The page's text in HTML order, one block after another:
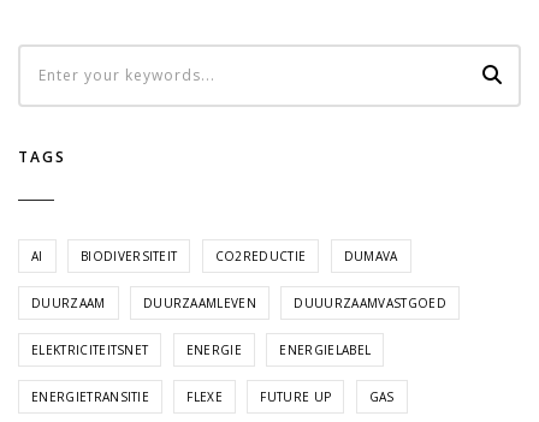
TAGS
AI BIODIVERSITEIT CO2REDUCTIE DUMAVA
DUURZAAM DUURZAAMLEVEN DUUURZAAMVASTGOED
ELEKTRICITEITSNET ENERGIE ENERGIELABEL
ENERGIETRANSITIE FLEXE FUTURE UP GAS